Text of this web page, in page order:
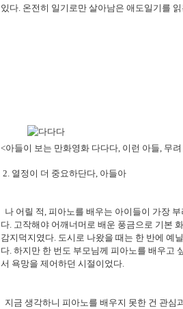
있다. 온전히 일기로만 살아남은 애도일기를
<아들이 보는 만화영화 다다다, 이런 아들, 무
2. 열정이 더 중요하단다, 아들아
나 어릴 적, 피아노를 배우는 아이들이 가장
다. 고작해야 어깨너머로 배운 풍금으로 기본
감지덕지였다. 도시로 나왔을 때는 한 반에 예
다. 하지만 한 번도 부모님께 피아노를 배우고
서 욕망을 제어하던 시절이었다.
지금 생각하니 피아노를 배우지 못한 건 관심